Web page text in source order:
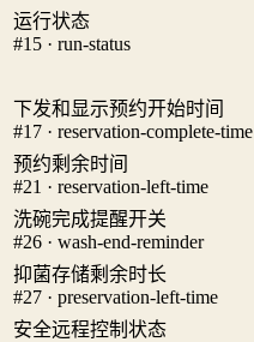
运行状态
#15 · run-status
下发和显示预约开始时间
#17 · reservation-complete-time
预约剩余时间
#21 · reservation-left-time
洗碗完成提醒开关
#26 · wash-end-reminder
抑菌存储剩余时长
#27 · preservation-left-time
安全远程控制状态